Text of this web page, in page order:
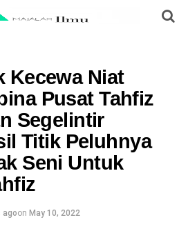
Kecewa Niat
Pusat Tahfiz
Segelintir
Titik Peluhnya
Seni Untuk
agoon May 10, 2022